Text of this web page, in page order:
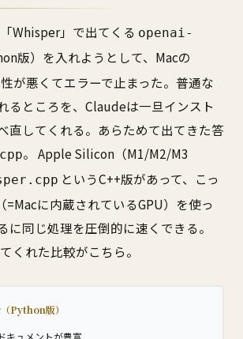
Whisper」で出てくる openai-
版）を入れようとして、Macの
が悪くてエラーで止まった。普通な
るところを、Claudeは一旦インスト
直してくれる。あらためて出てきた答
。 Apple Silicon（M1/M2/M3
というC++版があって、こっ
=Macに内蔵されているGPU）を使っ
に同じ処理を圧倒的に速くできる。
くれた比較がこちら。
Python版）
キュメントが豊富